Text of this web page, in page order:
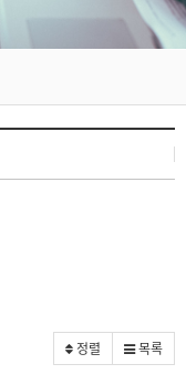
정렬 목록